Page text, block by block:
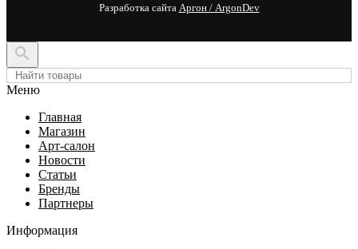
Разработка сайта Аргон / ArgonDev

Меню
Главная
Магазин
Арт-салон
Новости
Статьи
Бренды
Партнеры
Информация